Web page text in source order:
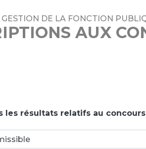
GESTION DE LA FONCTION
AUX
les résultats relatifs au